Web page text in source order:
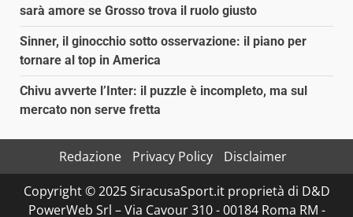
sarà amore se Grosso trova il ruolo giusto
Sinner, il ginocchio sotto osservazione: il piano per
tornare al top in America
Chivu avverte l’Inter: il puzzle è incompleto, ma sul
mercato non serve fretta
Redazione Privacy Policy
Disclaimer
Copyright © 2025 SiracusaSport.it proprietà di D&D
PowerWeb Srl – Via Cavour 310 - 00184 Roma RM -